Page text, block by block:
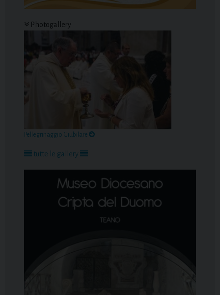
Photogallery
Pellegrinaggio Giubilare
tutte le gallery